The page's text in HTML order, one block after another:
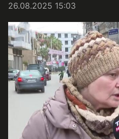
26.08.2025 15:03